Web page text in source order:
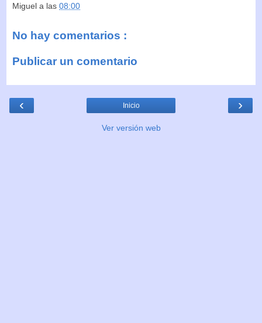
Miguel a las 08:00
No hay comentarios :
Publicar un comentario
‹ ›
Inicio
Ver versión web